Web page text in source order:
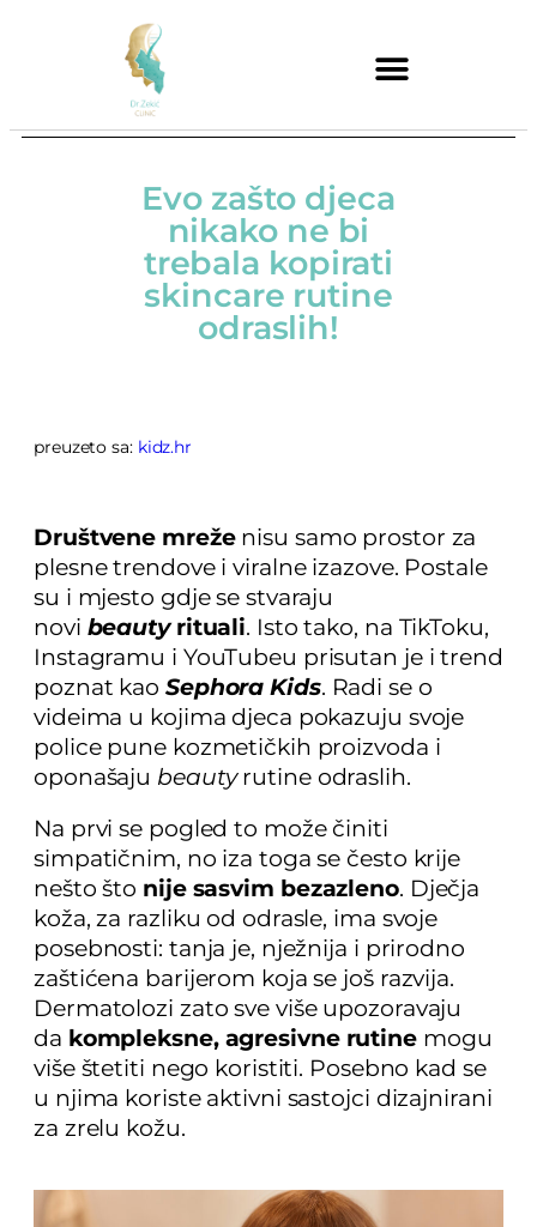
Evo zašto djeca
nikako ne bi
trebala kopirati
skincare rutine
odraslih!
preuzeto sa: kidz.hr
Društvene mreženisu samo prostor za
plesne trendove i viralne izazove. Postale
su i mjesto gdje se stvaraju
novi beautyrituali. Isto tako, na TikToku,
Instagramu i YouTubeu prisutan je i trend
poznat kao Sephora Kids. Radi se o
videima u kojima djeca pokazuju svoje
police pune kozmetičkih proizvoda i
oponašaju beautyrutine odraslih.
Na prvi se pogled to može činiti
simpatičnim, no iza toga se često krije
nešto što nije sasvim bezazleno. Dječja
koža, za razliku od odrasle, ima svoje
posebnosti: tanja je, nježnija i prirodno
zaštićena barijerom koja se još razvija.
Dermatolozi zato sve više upozoravaju
da kompleksne, agresivne rutinemogu
više štetiti nego koristiti. Posebno kad se
u njima koriste aktivni sastojci dizajnirani
za zrelu kožu.